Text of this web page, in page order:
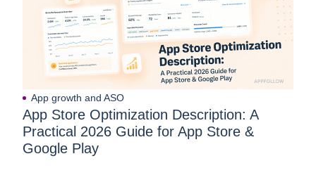
App growth and ASO
App Store Optimization Description: A
Practical 2026 Guide for App Store &
Google Play